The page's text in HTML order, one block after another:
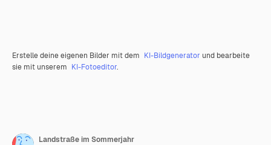
Erstelle deine eigenen Bilder mit dem KI-Bildgenerator und bearbeite
sie mit unserem KI-Fotoeditor.
Landstraße im Sommerjahr